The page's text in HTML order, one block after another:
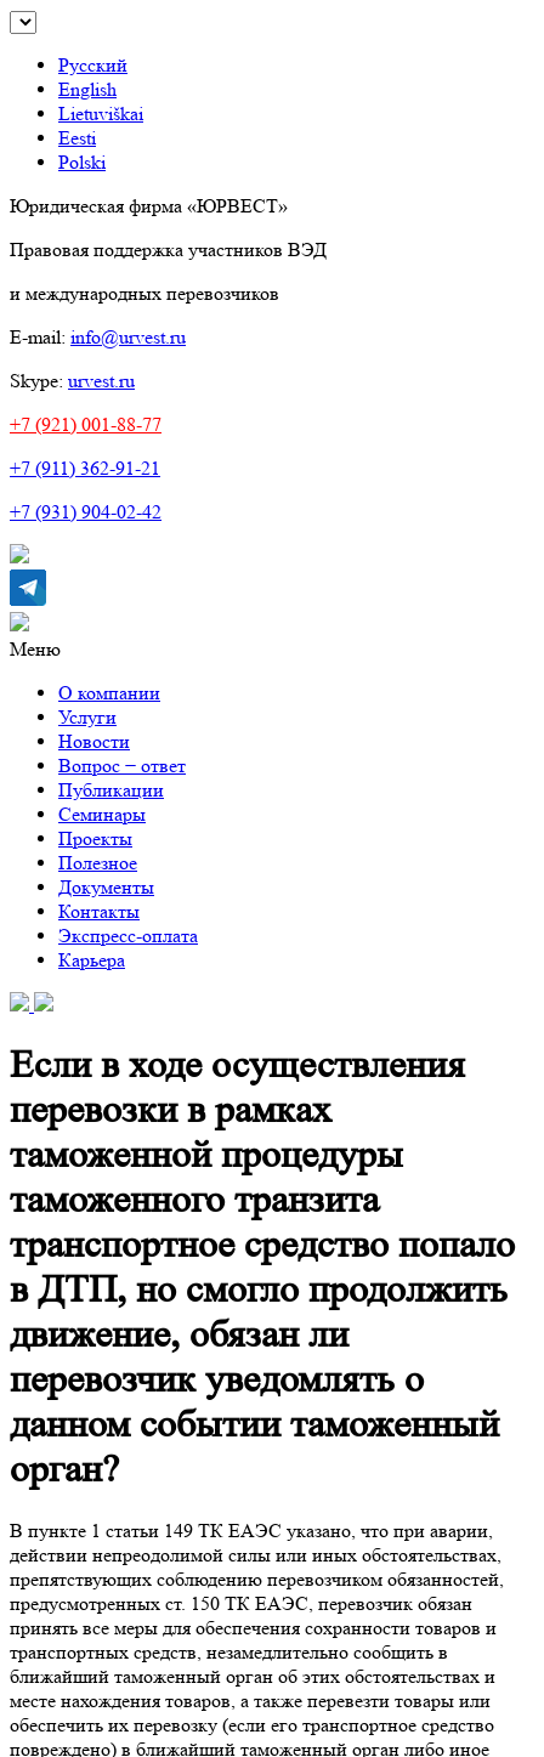
Русский
English
Lietuviškai
Eesti
Polski
Юридическая фирма «ЮРВЕСТ»
Правовая поддержка участников ВЭД
и международных перевозчиков
E-mail: info@urvest.ru
Skype: urvest.ru
+7 (921) 001-88-77
+7 (911) 362-91-21
+7 (931) 904-02-42
Меню
О компании
Услуги
Новости
Вопрос − ответ
Публикации
Семинары
Проекты
Полезное
Документы
Контакты
Экспресс-оплата
Карьера
Если в ходе осуществления
перевозки в рамках
таможенной процедуры
таможенного транзита
транспортное средство попало
в ДТП, но смогло продолжить
движение, обязан ли
перевозчик уведомлять о
данном событии таможенный
орган?
В пункте 1 статьи 149 ТК ЕАЭС указано, что при аварии,
действии непреодолимой силы или иных обстоятельствах,
препятствующих соблюдению перевозчиком обязанностей,
предусмотренных ст. 150 ТК ЕАЭС, перевозчик обязан
принять все меры для обеспечения сохранности товаров и
транспортных средств, незамедлительно сообщить в
ближайший таможенный орган об этих обстоятельствах и
месте нахождения товаров, а также перевезти товары или
обеспечить их перевозку (если его транспортное средство
повреждено) в ближайший таможенный орган либо иное